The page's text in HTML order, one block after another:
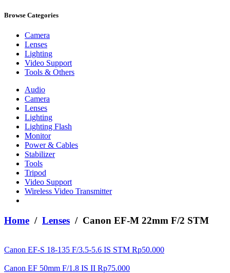
Browse Categories
Camera
Lenses
Lighting
Video Support
Tools & Others
Audio
Camera
Lenses
Lighting
Lighting Flash
Monitor
Power & Cables
Stabilizer
Tools
Tripod
Video Support
Wireless Video Transmitter
Home / Lenses / Canon EF-M 22mm F/2 STM
Canon EF-S 18-135 F/3.5-5.6 IS STM Rp50.000
Canon EF 50mm F/1.8 IS II Rp75.000